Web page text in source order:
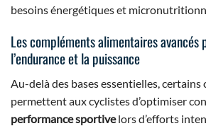
besoins énergétiques et
Les compléments alimentaires avancés
l’endurance et la puissance
Au-delà des bases essentielles,
permettent aux cyclistes d’optimiser
performance sportivelors d’efforts